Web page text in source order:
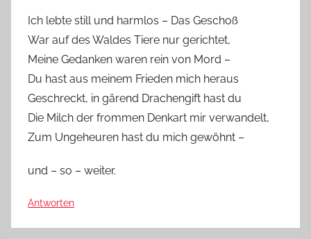
Ich lebte still und harmlos – Das Geschoß
War auf des Waldes Tiere nur gerichtet,
Meine Gedanken waren rein von Mord –
Du hast aus meinem Frieden mich heraus
Geschreckt, in gärend Drachengift hast du
Die Milch der frommen Denkart mir verwandelt,
Zum Ungeheuren hast du mich gewöhnt –
und – so – weiter.
Antworten